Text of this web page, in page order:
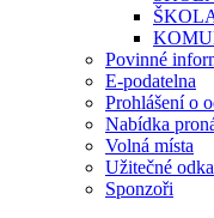
Povinné
E-podatelna
Prohlášení o
Nabídka
Volná místa
Užitečné
Sponzoři